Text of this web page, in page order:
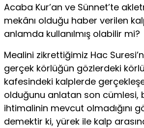
Acaba Kur’an ve Sünnet’te
mekânı olduğu haber verilen
anlamda kullanılmış olabilir mi?
Mealini zikrettiğimiz Hac
gerçek körlüğün gözlerdeki
kafesindeki kalplerde
olduğunu anlatan son cümlesi,
ihtimalinin mevcut olmadığını
demektir ki, yürek ile kalp